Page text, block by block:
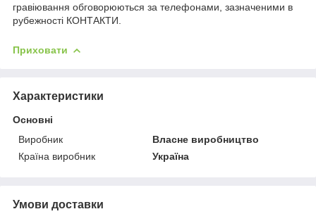
гравіювання обговорюються за телефонами, зазначеними в
рубежності КОНТАКТИ.
Приховати
Характеристики
Основні
Виробник
Власне виробництво
Країна виробник
Україна
Умови доставки